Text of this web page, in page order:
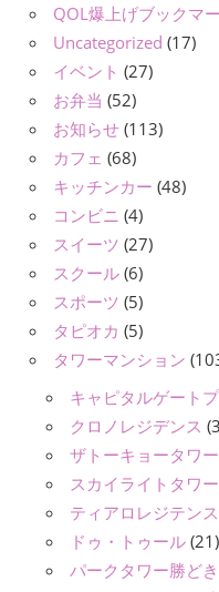
QOL爆上げブックマ
Uncategorized (17)
イベント (27)
お弁当 (52)
お知らせ (113)
カフェ (68)
キッチンカー (48)
コンビニ (4)
スイーツ (27)
スクール (6)
スポーツ (5)
タピオカ (5)
タワーマンション
キャピタルゲート
クロノレジデンス
ザトーキョータワ
スカイライトタワー
ティアロレジテンス
ドゥ・トゥール (21)
パークタワー勝どき